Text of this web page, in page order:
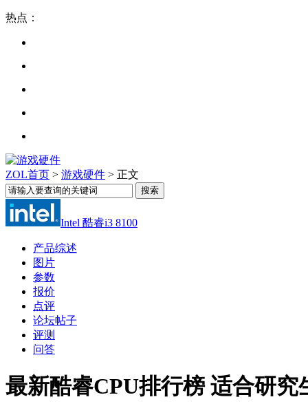
热点：
ZOL首页 > 游戏硬件 > 正文
Intel 酷睿i3 8100
产品综述
图片
参数
报价
点评
论坛帖子
评测
问答
最新酷睿CPU排行榜 适合研